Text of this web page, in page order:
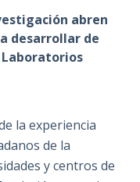
abren
desarrollar de
la experiencia
de la
y centros de